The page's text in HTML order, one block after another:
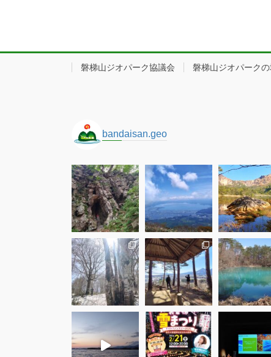
磐梯山ジオパーク協議会 磐梯山ジオパーク
bandaisan.geo